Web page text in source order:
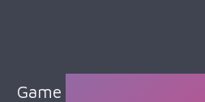
Game Hay Nhất